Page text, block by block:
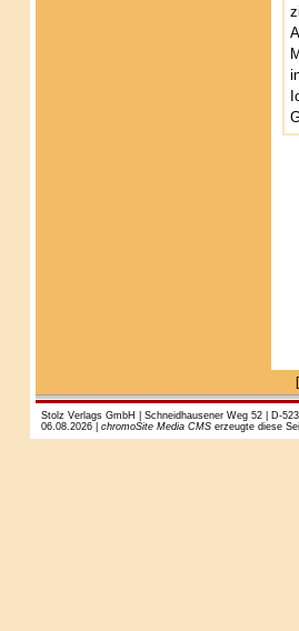
[
Stolz Verlags GmbH | Schneidhausener Weg 52 | D-
06.08.2026 | chromoSite Media CMSerzeugte diese